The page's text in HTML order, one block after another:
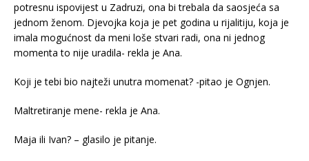
potresnu ispovijest u Zadruzi, ona bi trebala da saosjeća sa
jednom ženom. Djevojka koja je pet godina u rijalitiju, koja je
imala mogućnost da meni loše stvari radi, ona ni jednog
momenta to nije uradila- rekla je Ana.
Koji je tebi bio najteži unutra momenat? -pitao je Ognjen.
Maltretiranje mene- rekla je Ana.
Maja ili Ivan? – glasilo je pitanje.